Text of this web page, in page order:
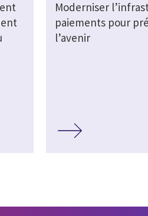
Moderniser
paiements pour
l’avenir